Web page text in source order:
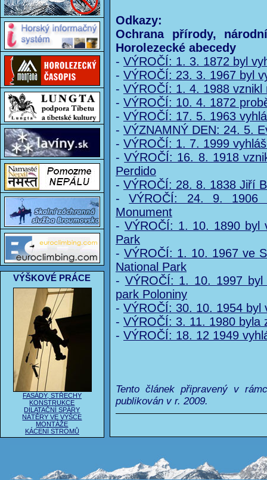
VÝŠKOVÉ PRÁCE
FASÁDY, STŘECHY
KONSTRUKCE
DILATAČNÍ SPÁRY
NÁTĚRY VE VÝŠCE
MONTÁŽE
KÁCENÍ STROMŮ
Odkazy:
Ochrana přírody,
Horolezecké abecedy
- VÝROČÍ: 1. 3. 1872 byl
- VÝROČÍ: 23. 3. 1967 byl
- VÝROČÍ: 1. 4. 1988
- VÝROČÍ: 10. 4. 1872
- VÝROČÍ: 17. 5. 1963
- VÝZNAMNÝ DEN: 24. 5.
- VÝROČÍ: 1. 7. 1999
-VÝROČÍ: 16. 8. 1918
Perdido
- VÝROČÍ: 28. 8. 1838 Jiří
-VÝROČÍ: 24. 9. 1906
Monument
- VÝROČÍ: 1. 10. 1890 byl
Park
- VÝROČÍ: 1. 10. 1967 ve
National Park
- VÝROČÍ: 1. 10. 1997
park Poloniny
- VÝROČÍ: 30. 10. 1954 byl
- VÝROČÍ: 3. 11. 1980 byla
- VÝROČÍ: 18. 12 1949
Tento článek připravený v
publikován v r. 2009.